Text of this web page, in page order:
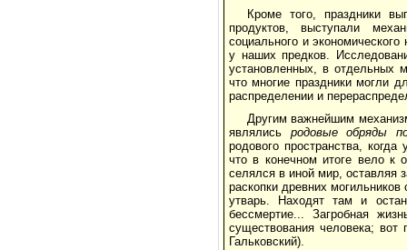
Кроме того, праздники
продуктов, высту­пали
социального и
у наших предков.
установленных, в отдельных
что многие праздники могли
распределении и
Другим важнейшим
являлись родовые обряды
родового пространства,
что в конечном итоге вело к
селялся в иной мир, оставляя
раскопки древних
утварь. Находят там и
бессмертие... Загробная
существования человека;
Гальковский).